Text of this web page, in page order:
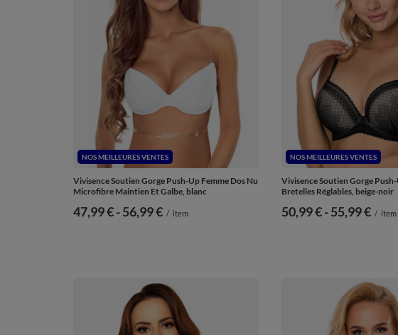
NOS MEILLEURES VENTES
Vivisence Soutien Gorge Push-Up Femme Dos Nu
Microfibre Maintien Et Galbe, blanc
de
47,99 €-vers le bas
56,99 € / item
NOS MEILLEURES VENTES
Vivisence Soutien Gorge
Bretelles Réglables, beige-noir
de
50,99 €-vers le bas
55,99 € / item